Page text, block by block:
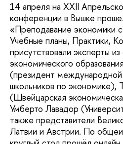
14 апреля на XXII
конференции в Вышке
«Преподавание экономики
Учебные планы, Практики,
присутствовали эксперты
экономического
(президент
школьников по экономике),
(Швейцарская
Умберто Лавадор
также представители
Латвии и Австрии. По